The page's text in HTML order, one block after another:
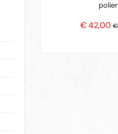
€ 42,00 €